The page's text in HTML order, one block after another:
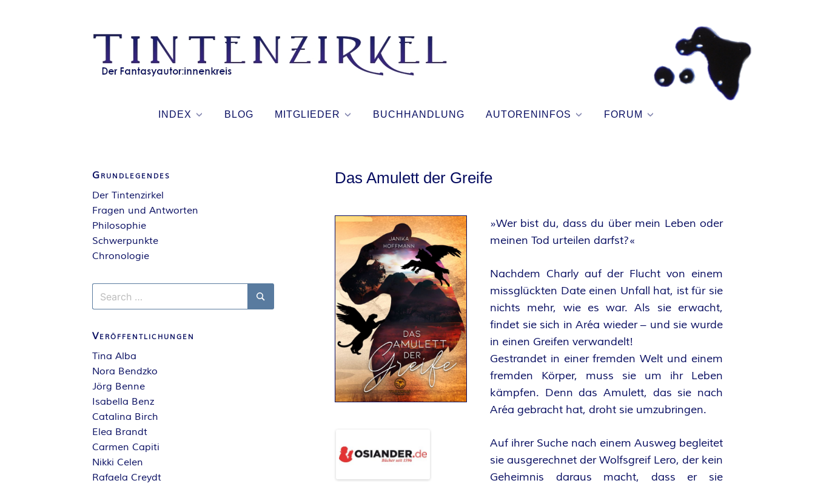
N
E
N
Z
I
R
K
E
L
INDEX BLOG MITGLIEDER BUCHHANDLUNG AUTORENINFOS FORUM
Das Amulett der Greife
»Wer bist du, dass du über mein Leben oder
meinen Tod urteilen darfst?«
Nachdem Charly auf der Flucht von einem
missglückten Date einen Unfall hat, ist für sie
nichts mehr, wie es war. Als sie erwacht,
findet sie sich in Aréa wieder – und sie wurde
in einen Greifen verwandelt!
Gestrandet in einer fremden Welt und einem
fremden Körper, muss sie um ihr Leben
kämpfen. Denn das Amulett, das sie nach
Aréa gebracht hat, droht sie umzubringen.
Auf ihrer Suche nach einem Ausweg begleitet
sie ausgerechnet der Wolfsgreif Lero, der kein
Geheimnis daraus macht, dass er sie
Grundlegendes
Der Tintenzirkel
Fragen und Antworten
Philosophie
Schwerpunkte
Chronologie
Search
for:
Search
Veröffentlichungen
Tina Alba
Nora Bendzko
Jörg Benne
Isabella Benz
Catalina Birch
Elea Brandt
Carmen Capiti
Nikki Celen
Rafaela Creydt